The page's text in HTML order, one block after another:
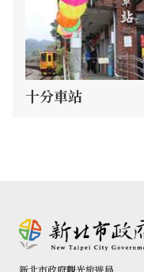
十分車站
新北市政府觀光旅遊局